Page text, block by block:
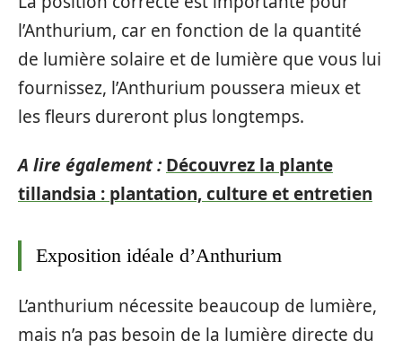
l’Anthurium, car en fonction de la quantité
de lumière solaire et de lumière que vous lui
fournissez, l’Anthurium poussera mieux et
les fleurs dureront plus longtemps.
A lire également : Découvrez la plante
tillandsia : plantation, culture et entretien
Exposition idéale d’Anthurium
L’anthurium nécessite beaucoup de lumière,
mais n’a pas besoin de la lumière directe du